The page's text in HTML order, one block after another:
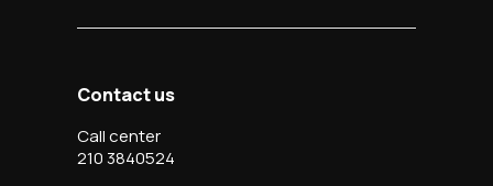
Contact us
Call center
210 3840524